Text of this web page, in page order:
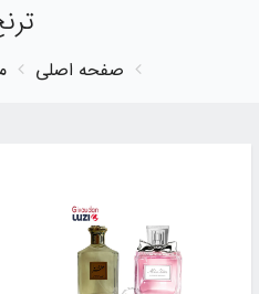
صفحه اصلی